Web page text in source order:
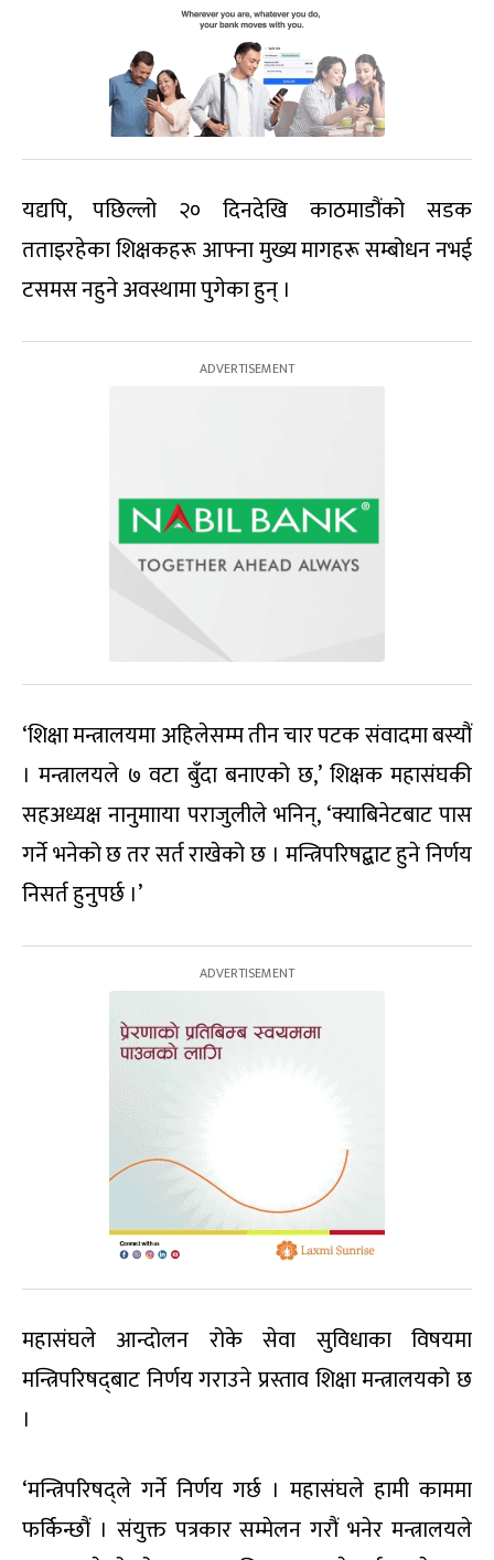
यद्यपि, पछिल्लो २० दिनदेखि काठमाडौंको सडक
तताइरहेका शिक्षकहरू आफ्ना मुख्य मागहरू सम्बोधन नभई
टसमस नहुने अवस्थामा पुगेका हुन् ।
‘शिक्षा मन्त्रालयमा अहिलेसम्म तीन चार पटक संवादमा बस्यौं
। मन्त्रालयले ७ वटा बुँदा बनाएको छ,’ शिक्षक महासंघकी
सहअध्यक्ष नानुमााया पराजुलीले भनिन्, ‘क्याबिनेटबाट पास
गर्ने भनेको छ तर सर्त राखेको छ । मन्त्रिपरिषद्बाट हुने निर्णय
निसर्त हुनुपर्छ ।’
महासंघले आन्दोलन रोके सेवा सुविधाका विषयमा
मन्त्रिपरिषद्‌बाट निर्णय गराउने प्रस्ताव शिक्षा मन्त्रालयको छ
।
‘मन्त्रिपरिषद्ले गर्ने निर्णय गर्छ । महासंघले हामी काममा
फर्किन्छौं । संयुक्त पत्रकार सम्मेलन गरौं भनेर मन्त्रालयले